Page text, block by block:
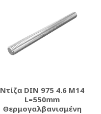
Ντίζα DIN 975 4.6 M14
L=550mm
Θερμογαλβανισμένη